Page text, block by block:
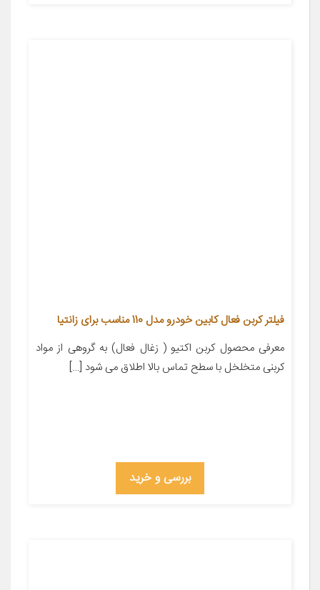
فیلتر کربن فعال کابین خودرو مدل 110 مناسب برای زانتیا
معرفی محصول کربن اکتیو ( زغال فعال) به گروهی از مواد
کربنی متخلخل با سطح تماس بالا اطلاق می شود […]
بررسی و خرید